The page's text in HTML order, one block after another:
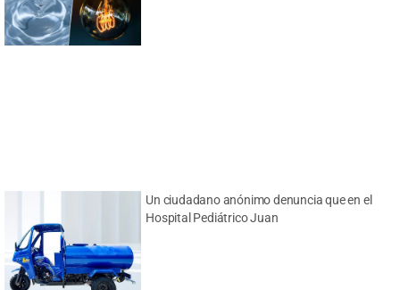
Un ciudadano anónimo denuncia que en el
Hospital Pediátrico Juan